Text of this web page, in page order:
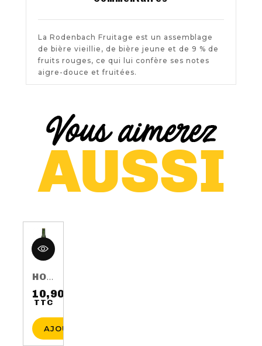
La Rodenbach Fruitage est un assemblage
de bière vieillie, de bière jeune et de 9 % de
fruits rouges, ce qui lui confère ses notes
aigre-douce et fruitées.
HOP HARVEST 2016 75CL 5.5%
10,90 €
TTCPrix
AJOUTER AU PANIER